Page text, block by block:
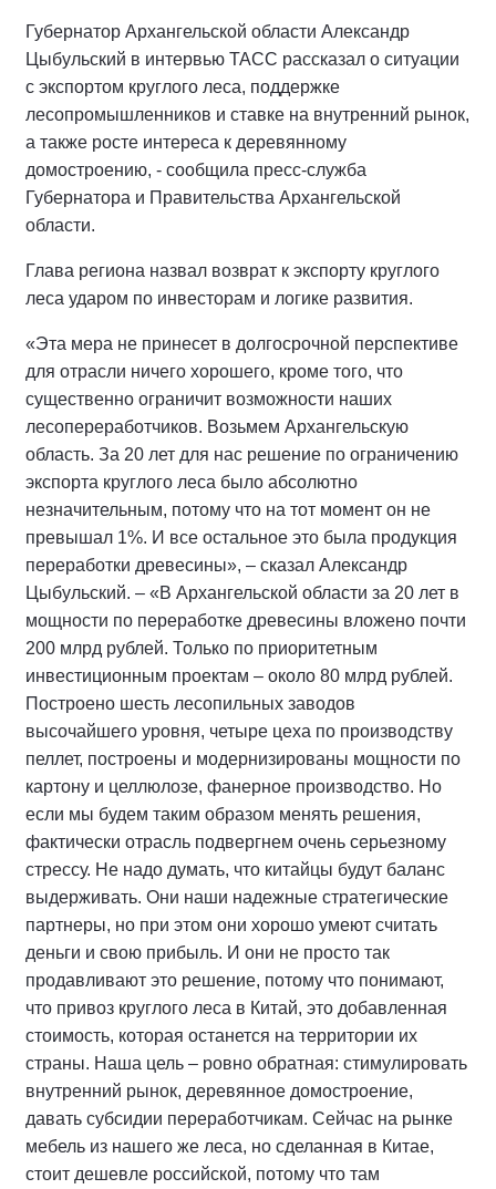
Губернатор Архангельской области Александр
Цыбульский в интервью ТАСС рассказал о ситуации
с экспортом круглого леса, поддержке
лесопромышленников и ставке на внутренний рынок,
а также росте интереса к деревянному
домостроению, - сообщила пресс-служба
Губернатора и Правительства Архангельской
области.
Глава региона назвал возврат к экспорту круглого
леса ударом по инвесторам и логике развития.
«Эта мера не принесет в долгосрочной перспективе
для отрасли ничего хорошего, кроме того, что
существенно ограничит возможности наших
лесопереработчиков. Возьмем Архангельскую
область. За 20 лет для нас решение по ограничению
экспорта круглого леса было абсолютно
незначительным, потому что на тот момент он не
превышал 1%. И все остальное это была продукция
переработки древесины», – сказал Александр
Цыбульский. – «В Архангельской области за 20 лет в
мощности по переработке древесины вложено почти
200 млрд рублей. Только по приоритетным
инвестиционным проектам – около 80 млрд рублей.
Построено шесть лесопильных заводов
высочайшего уровня, четыре цеха по производству
пеллет, построены и модернизированы мощности по
картону и целлюлозе, фанерное производство. Но
если мы будем таким образом менять решения,
фактически отрасль подвергнем очень серьезному
стрессу. Не надо думать, что китайцы будут баланс
выдерживать. Они наши надежные стратегические
партнеры, но при этом они хорошо умеют считать
деньги и свою прибыль. И они не просто так
продавливают это решение, потому что понимают,
что привоз круглого леса в Китай, это добавленная
стоимость, которая останется на территории их
страны. Наша цель – ровно обратная: стимулировать
внутренний рынок, деревянное домостроение,
давать субсидии переработчикам. Сейчас на рынке
мебель из нашего же леса, но сделанная в Китае,
стоит дешевле российской, потому что там